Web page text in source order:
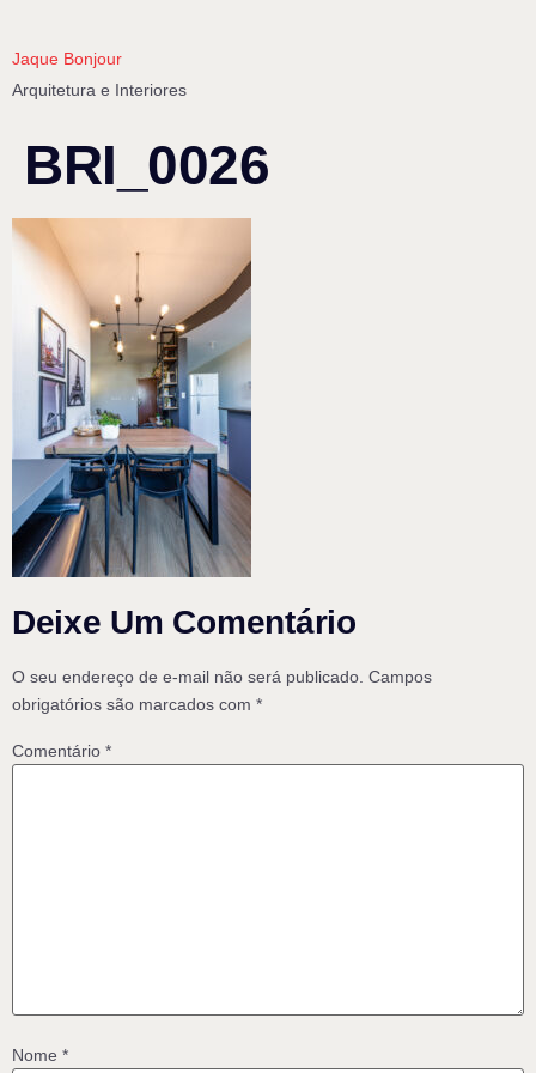
Jaque Bonjour
Arquitetura e Interiores
BRI_0026
Deixe Um Comentário
O seu endereço de e-mail não será publicado. Campos
obrigatórios são marcados com *
Comentário *
Nome *